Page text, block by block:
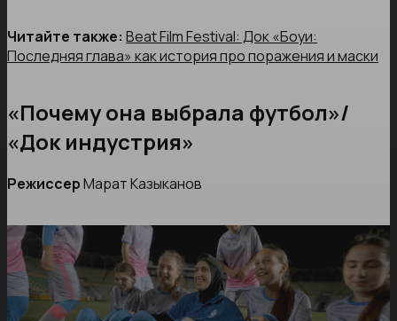
Читайте также: Beat Film Festival: Док «Боуи:
Последняя глава» как история про поражения и маски
«Почему она выбрала футбол»/
«Док индустрия»
РежиссерМарат Казыканов